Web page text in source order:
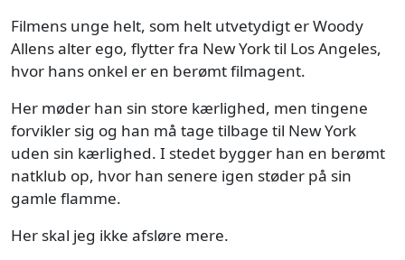
Filmens unge helt, som helt utvetydigt er Woody
Allens alter ego, flytter fra New York til Los Angeles,
hvor hans onkel er en berømt filmagent.
Her møder han sin store kærlighed, men tingene
forvikler sig og han må tage tilbage til New York
uden sin kærlighed. I stedet bygger han en berømt
natklub op, hvor han senere igen støder på sin
gamle flamme.
Her skal jeg ikke afsløre mere.